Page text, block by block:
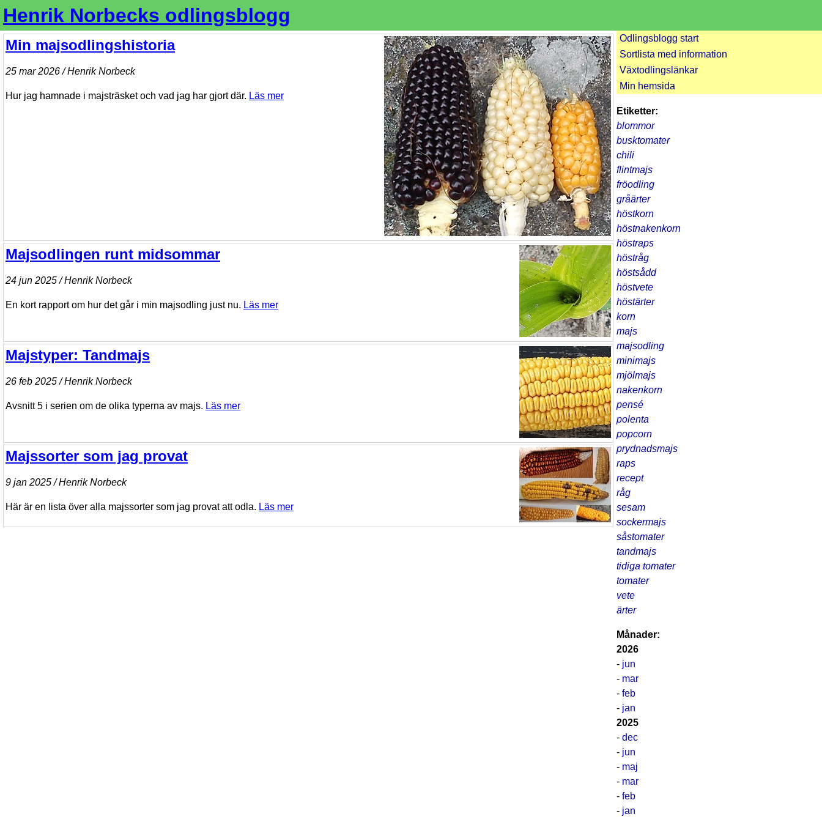
Henrik Norbecks odlingsblogg
Min majsodlingshistoria
25 mar 2026 / Henrik Norbeck
Hur jag hamnade i majsträsket och vad jag har gjort där. Läs mer
Majsodlingen runt midsommar
24 jun 2025 / Henrik Norbeck
En kort rapport om hur det går i min majsodling just nu. Läs mer
Majstyper: Tandmajs
26 feb 2025 / Henrik Norbeck
Avsnitt 5 i serien om de olika typerna av majs. Läs mer
Majssorter som jag provat
9 jan 2025 / Henrik Norbeck
Här är en lista över alla majssorter som jag provat att odla. Läs mer
Odlingsblogg start
Sortlista med information
Växtodlingslänkar
Min hemsida
Etiketter:
blommor
busktomater
chili
flintmajs
fröodling
gråärter
höstkorn
höstnakenkorn
höstraps
höstråg
höstsådd
höstvete
höstärter
korn
majs
majsodling
minimajs
mjölmajs
nakenkorn
pensé
polenta
popcorn
prydnadsmajs
raps
recept
råg
sesam
sockermajs
såstomater
tandmajs
tidiga tomater
tomater
vete
ärter
Månader:
2026
- jun
- mar
- feb
- jan
2025
- dec
- jun
- maj
- mar
- feb
- jan